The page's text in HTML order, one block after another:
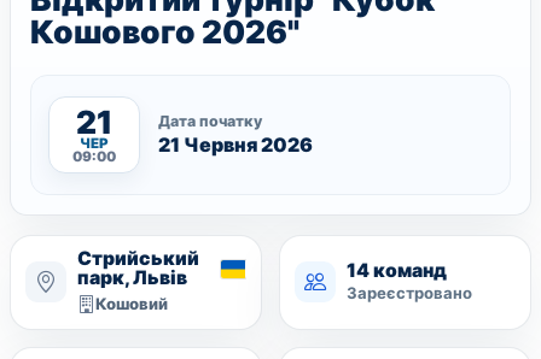
Кошового 2026"
21
ЧЕР
09:00
Дата початку
21 Червня 2026
Стрийський
парк, Львів
Кошовий
14 команд
Зареєстровано